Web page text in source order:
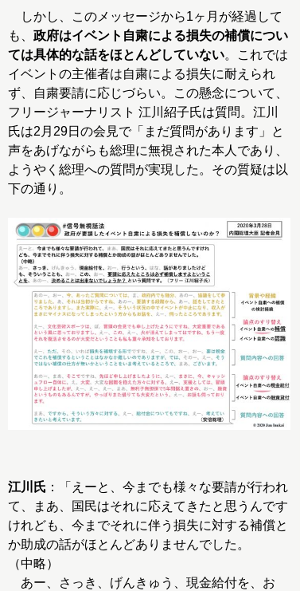
しかし、このメッセージから1ヶ月が経過して
も、 政府はイベント自粛による損失の補償につい
ては具体的な話をほとんどしていない。これでは
イベントの主催者は自粛による損失に耐えられ
ず、自粛要請に応じづらい。この懸念について、
フリージャーナリスト 江川紹子氏は質問。江川
氏は2月29日の会見で「まだ質問があります」と
声をあげながらも総理に無視された本人であり、
ようやく総理への質問が実現した。その質疑は以
下の通り。
江川氏 ：「えーと、今までも様々な要請が行われ
て、まあ、国民はそれに応えてきたと思うんです
けれども、今までそれに伴う損失に対する補償と
か助成の話がほとんどありませんでした。
（中略）
あー、さっき、げんきゅう、現金給付を、お